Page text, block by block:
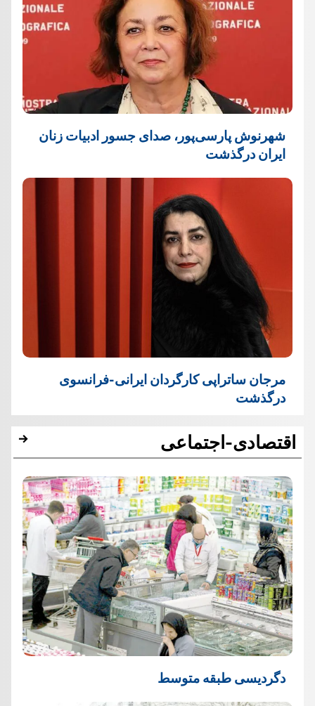
شهرنوش پارسی‌پور، صدای جسور ادبیات زنان
ایران درگذشت
مرجان ساتراپی کارگردان ایرانی-فرانسوی
درگذشت
اقتصادی-اجتماعی
دگردیسی طبقه متوسط